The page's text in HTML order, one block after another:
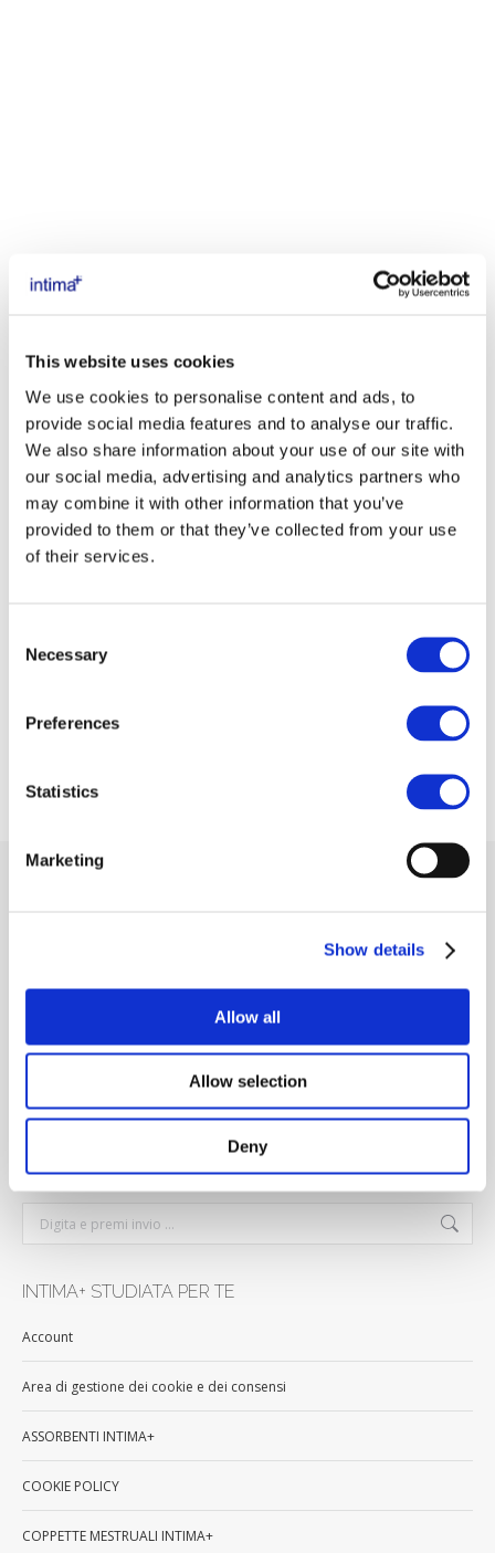
This website uses cookies
We use cookies to personalise content and ads, to
provide social media features and to analyse our traffic.
We also share information about your use of our site with
our social media, advertising and analytics partners who
may combine it with other information that you’ve
provided to them or that they’ve collected from your use
of their services.
Selection
Necessary
Preferences
Statistics
Marketing
Show details
Allow all
Allow selection
Deny
Intima+ è il modo migliore per prendersi cura del proprio benessere.
Scegliere Intima+ significa prendersi cura della propria igiene intima
quotidiana con detergenti e prodotti che rispettino la pelle ed il
naturale pH fisiologico.
CERCA
Cerca
INTIMA+ STUDIATA PER TE
Account
Area di gestione dei cookie e dei consensi
ASSORBENTI INTIMA+
COOKIE POLICY
COPPETTE MESTRUALI INTIMA+